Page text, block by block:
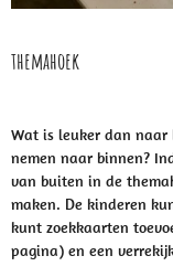
themahoek
Wat is leuker dan
nemen naar binnen?
van buiten in de
maken. De kinderen
kunt zoekkaarten
pagina) en een